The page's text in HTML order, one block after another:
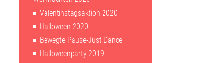
Valentinstagsaktion 2020
Halloween 2020
Bewegte Pause-Just Dance
Halloweenparty 2019